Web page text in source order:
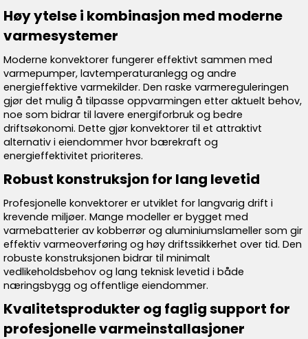
Høy ytelse i kombinasjon med moderne
varmesystemer
Moderne konvektorer fungerer effektivt sammen med
varmepumper, lavtemperaturanlegg og andre
energieffektive varmekilder. Den raske varmereguleringen
gjør det mulig å tilpasse oppvarmingen etter aktuelt behov,
noe som bidrar til lavere energiforbruk og bedre
driftsøkonomi. Dette gjør konvektorer til et attraktivt
alternativ i eiendommer hvor bærekraft og
energieffektivitet prioriteres.
Robust konstruksjon for lang levetid
Profesjonelle konvektorer er utviklet for langvarig drift i
krevende miljøer. Mange modeller er bygget med
varmebatterier av kobberrør og aluminiumslameller som gir
effektiv varmeoverføring og høy driftssikkerhet over tid. Den
robuste konstruksjonen bidrar til minimalt
vedlikeholdsbehov og lang teknisk levetid i både
næringsbygg og offentlige eiendommer.
Kvalitetsprodukter og faglig support for
profesjonelle varmeinstallasjoner